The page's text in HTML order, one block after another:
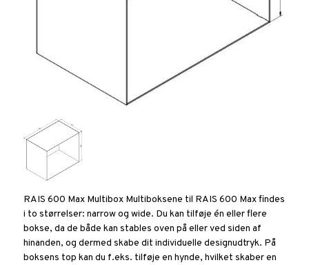
RAIS 600 Max Multibox Multiboksene til RAIS 600 Max findes
i to størrelser: narrow og wide. Du kan tilføje én eller flere
bokse, da de både kan stables oven på eller ved siden af
hinanden, og dermed skabe dit individuelle designudtryk. På
boksens top kan du f.eks. tilføje en hynde, hvilket skaber en